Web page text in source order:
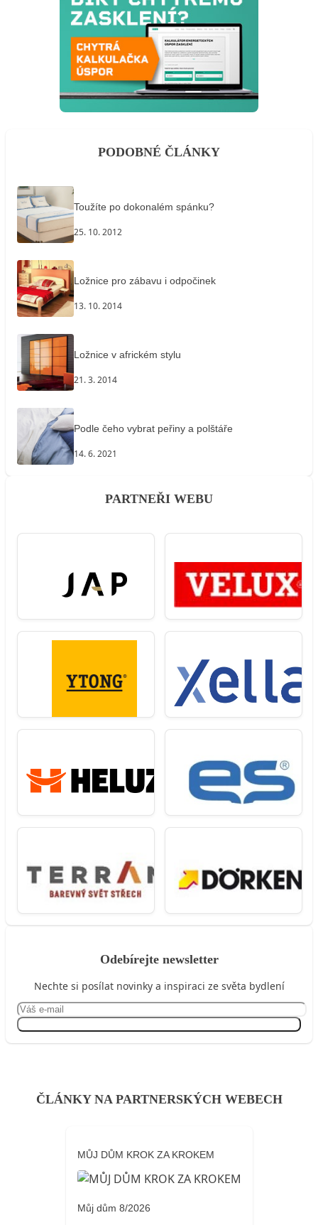
PODOBNÉ ČLÁNKY
Toužíte po dokonalém spánku?
25. 10. 2012
Ložnice pro zábavu i odpočinek
13. 10. 2014
Ložnice v africkém stylu
21. 3. 2014
Podle čeho vybrat peřiny a polštáře
14. 6. 2021
PARTNEŘI WEBU
Odebírejte newsletter
Nechte si posílat novinky a inspiraci ze světa bydlení
ČLÁNKY NA PARTNERSKÝCH WEBECH
MŮJ DŮM KROK ZA KROKEM
Můj dům 8/2026